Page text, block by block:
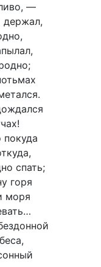
—
держал,
спать;
горя
моря